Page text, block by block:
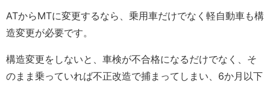
ATからMTに変更するなら、乗用車だけでなく軽自動車も構
造変更が必要です。
構造変更をしないと、車検が不合格になるだけでなく、そ
のまま乗っていれば不正改造で捕まってしまい、6か月以下